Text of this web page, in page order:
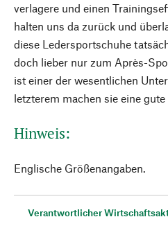
verlagere und einen
halten uns da zurück und
diese Ledersportschuhe
doch lieber nur zum Après-
ist einer der wesentlichen
letzterem machen sie eine gute
Hinweis:
Englische Größenangaben.
Verantwortlicher